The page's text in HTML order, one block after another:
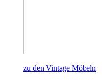
zu den Vintage Möbeln